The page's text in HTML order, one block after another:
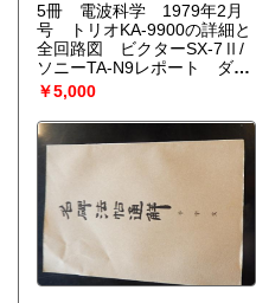
5冊 電波科学 1979年2月
号 トリオKA-9900の詳細と
全回路図 ビクターSX-7Ⅱ/
ソニーTA-N9レポート ダイ
ヤトーン2S-305 特集＝テ
スター活用法電波科学 1979
年6月号 特集:メタル・ポジシ
ョン付きカセットデッキ10機
コース A級パワーアンプの製
作電波科学 電波科学
1979年8月号 実践的オペア
ンプ入門電波科学 1979年10
月号 特集:20cm2WaySPシス
テム4機種の徹底製作 *アカイ
￥5,000